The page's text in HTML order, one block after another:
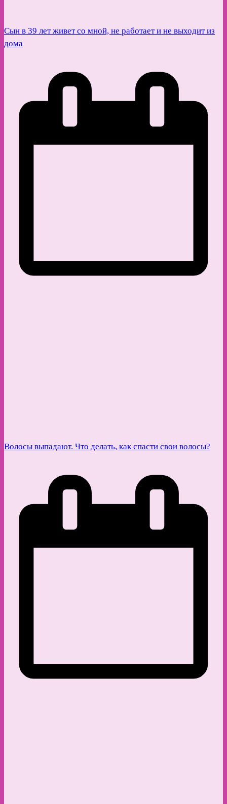
Сын в 39 лет живет со мной, не работает и не выходит из
дома
Волосы выпадают. Что делать, как спасти свои волосы?